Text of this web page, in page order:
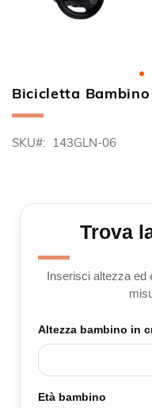
Bicicletta
SKU 143GLN-06
Trova
Inserisci altezza ed
Altezza bambino in
Età bambino
Vai
all'inizio
galleria